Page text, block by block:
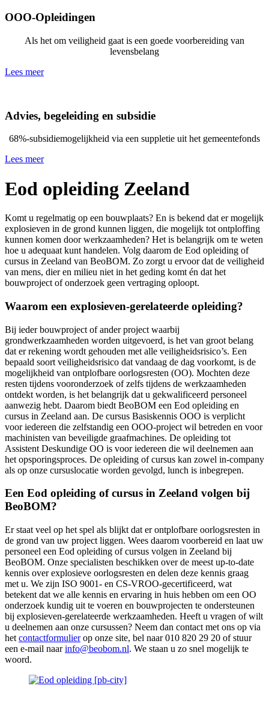
OOO-Opleidingen
Als het om veiligheid gaat is een goede voorbereiding van
levensbelang
Lees meer
Advies, begeleiding en subsidie
68%-subsidiemogelijkheid via een suppletie uit het gemeentefonds
Lees meer
Eod opleiding Zeeland
Komt u regelmatig op een bouwplaats? En is bekend dat er mogelijk
explosieven in de grond kunnen liggen, die mogelijk tot ontploffing
kunnen komen door werkzaamheden? Het is belangrijk om te weten
hoe u adequaat kunt handelen. Volg daarom de Eod opleiding of
cursus in Zeeland van BeoBOM. Zo zorgt u ervoor dat de veiligheid
van mens, dier en milieu niet in het geding komt én dat het
bouwproject of onderzoek geen vertraging oploopt.
Waarom een explosieven-gerelateerde opleiding?
Bij ieder bouwproject of ander project waarbij
grondwerkzaamheden worden uitgevoerd, is het van groot belang
dat er rekening wordt gehouden met alle veiligheidsrisico’s. Een
bepaald soort veiligheidsrisico dat vandaag de dag voorkomt, is de
mogelijkheid van ontplofbare oorlogsresten (OO). Mochten deze
resten tijdens vooronderzoek of zelfs tijdens de werkzaamheden
ontdekt worden, is het belangrijk dat u gekwalificeerd personeel
aanwezig hebt. Daarom biedt BeoBOM een Eod opleiding en
cursus in Zeeland aan. De cursus Basiskennis OOO is verplicht
voor iedereen die zelfstandig een OOO-project wil betreden en voor
machinisten van beveiligde graafmachines. De opleiding tot
Assistent Deskundige OO is voor iedereen die wil deelnemen aan
het opsporingsproces. De opleiding of cursus kan zowel in-company
als op onze cursuslocatie worden gevolgd, lunch is inbegrepen.
Een Eod opleiding of cursus in Zeeland volgen bij
BeoBOM?
Er staat veel op het spel als blijkt dat er ontplofbare oorlogsresten in
de grond van uw project liggen. Wees daarom voorbereid en laat uw
personeel een Eod opleiding of cursus volgen in Zeeland bij
BeoBOM. Onze specialisten beschikken over de meest up-to-date
kennis over explosieve oorlogsresten en delen deze kennis graag
met u. We zijn ISO 9001- en CS-VROO-gecertificeerd, wat
betekent dat we alle kennis en ervaring in huis hebben om een OO
onderzoek kundig uit te voeren en bouwprojecten te ondersteunen
bij explosieven-gerelateerde werkzaamheden. Heeft u vragen of wilt
u deelnemen aan onze cursussen? Neem dan contact met ons op via
het contactformulierop onze site, bel naar 010 820 29 20 of stuur
een e-mail naarinfo@beobom.nl. We staan u zo snel mogelijk te
woord.